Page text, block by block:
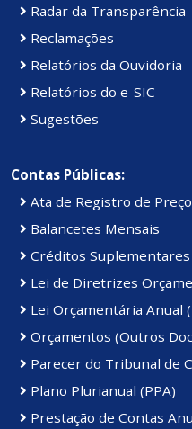
Radar da Transparência
Reclamações
Relatórios da Ouvidoria
Relatórios do e-SIC
Sugestões
Contas Públicas:
Ata de Registro de Preço
Balancetes Mensais
Créditos Suplementares
Lei de Diretrizes
Lei Orçamentária Anual
Orçamentos (Outros
Parecer do Tribunal de
Plano Plurianual (PPA)
Prestação de Contas